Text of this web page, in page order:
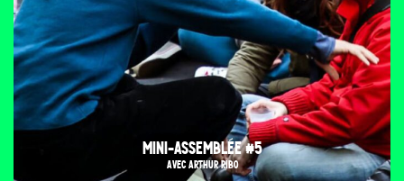
MINI-ASSEMBLÉE #5
AVEC ARTHUR RIBO